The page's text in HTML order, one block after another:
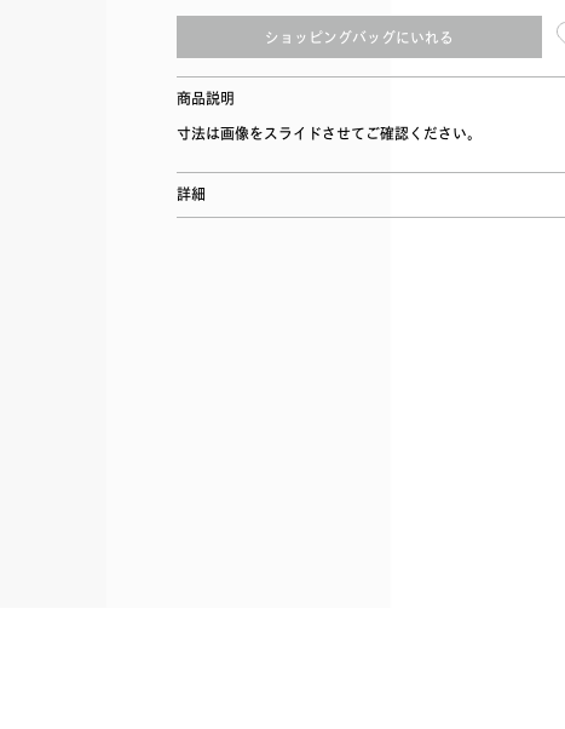
ショッピングバッグにいれる
商品説明
寸法は画像をスライドさせてご確認ください。
詳細